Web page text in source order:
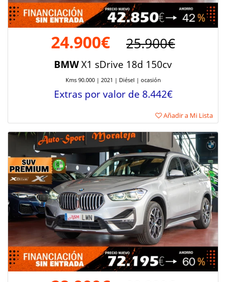
24.900€ 25.900€
BMWX1 sDrive 18d 150cv
Kms 90.000 | 2021 | Diésel | ocasión
Extras por valor de 8.442€
Añadir a Mi Lista